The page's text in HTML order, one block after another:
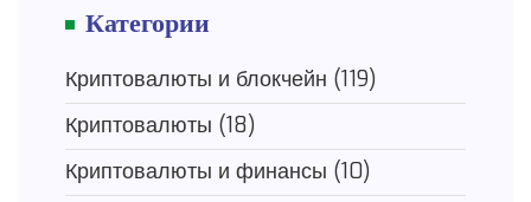
Категории
Криптовалюты и блокчейн (119)
Криптовалюты (18)
Криптовалюты и финансы (10)